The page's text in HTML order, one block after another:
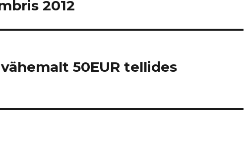
2012
50EUR tellides